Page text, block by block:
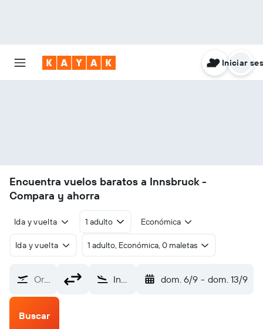
Iniciar
Encuentra vuelos baratos a Innsbruck -
Compara y ahorra
Ida y vuelta 1 adulto Económica
Ida y vuelta 1 adulto, Económica, 0 maletas
Origen Innsbruck (INN) dom. 6/9 - dom. 13/9
Buscar